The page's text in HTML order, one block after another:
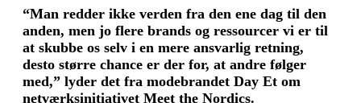
“Man redder ikke verden fra den ene dag til den
anden, men jo flere brands og ressourcer vi er til
at skubbe os selv i en mere ansvarlig retning,
desto større chance er der for, at andre følger
med,” lyder det fra modebrandet Day Et om
netværksinitiativet Meet the Nordics.